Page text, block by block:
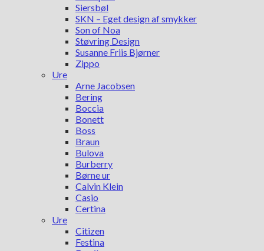
Siersbøl
SKN – Eget design af smykker
Son of Noa
Støvring Design
Susanne Friis Bjørner
Zippo
Ure
Arne Jacobsen
Bering
Boccia
Bonett
Boss
Braun
Bulova
Burberry
Børne ur
Calvin Klein
Casio
Certina
Ure
Citizen
Festina